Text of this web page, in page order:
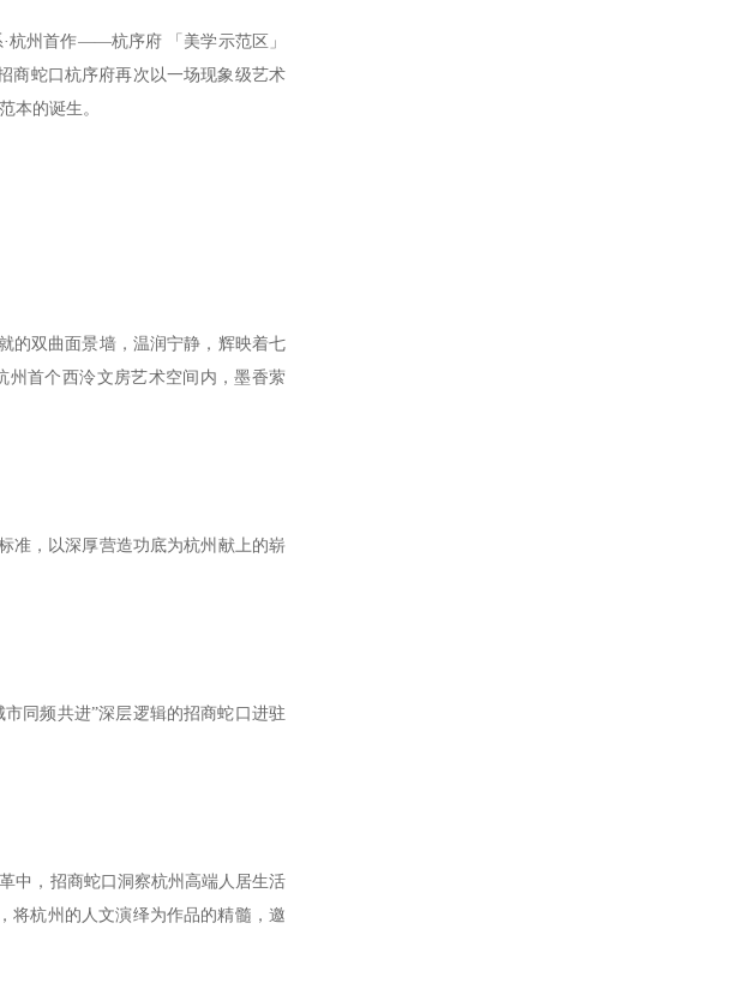
杭州首作——杭序府 「美学示范区」
商蛇口杭序府再次以一场现象级艺术
本的诞生。
的双曲面景墙，温润宁静，辉映着七
州首个西泠文房艺术空间内，墨香萦
准，以深厚营造功底为杭州献上的崭
同频共进”深层逻辑的招商蛇口进驻
中，招商蛇口洞察杭州高端人居生活
将杭州的人文演绎为作品的精髓，邀